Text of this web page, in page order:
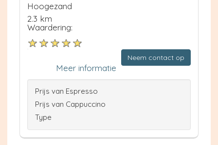
Hoogezand
2.3 km
Waardering:
Neem contact op
Meer informatie
Prijs van Espresso
Prijs van Cappuccino
Type